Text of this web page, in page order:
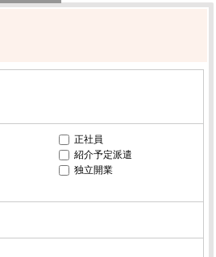
正社員
紹介予定派遣
独立開業